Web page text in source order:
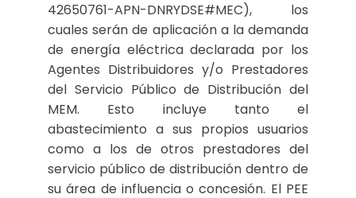
42650761-APN-DNRYDSE#MEC), los
cuales serán de aplicación a la demanda
de energía eléctrica declarada por los
Agentes Distribuidores y/o Prestadores
del Servicio Público de Distribución del
MEM. Esto incluye tanto el
abastecimiento a sus propios usuarios
como a los de otros prestadores del
servicio público de distribución dentro de
su área de influencia o concesión. El PEE